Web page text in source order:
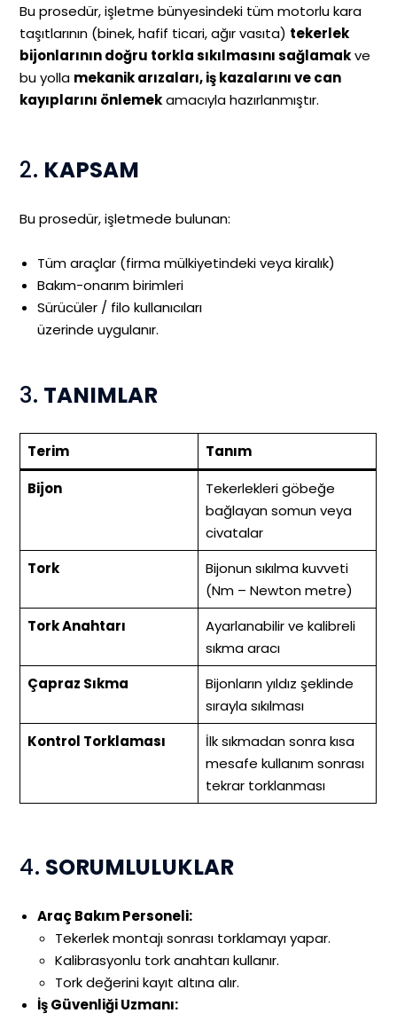
Bu prosedür, işletme bünyesindeki tüm motorlu kara
taşıtlarının (binek, hafif ticari, ağır vasıta) tekerlek
bijonlarının doğru torkla sıkılmasını sağlamakve
bu yolla mekanik arızaları, iş kazalarını ve can
kayıplarını önlemekamacıyla hazırlanmıştır.
2. KAPSAM
Bu prosedür, işletmede bulunan:
Tüm araçlar (firma mülkiyetindeki veya kiralık)
Bakım-onarım birimleri
Sürücüler / filo kullanıcıları
üzerinde uygulanır.
3. TANIMLAR
Terim
Tanım
Bijon
Tekerlekleri göbeğe
bağlayan somun veya
civatalar
Tork
Bijonun sıkılma kuvveti
(Nm – Newton metre)
Tork Anahtarı
Ayarlanabilir ve kalibreli
sıkma aracı
Çapraz Sıkma
Bijonların yıldız şeklinde
sırayla sıkılması
Kontrol Torklaması
İlk sıkmadan sonra kısa
mesafe kullanım sonrası
tekrar torklanması
4. SORUMLULUKLAR
Araç Bakım Personeli:
Tekerlek montajı sonrası torklamayı yapar.
Kalibrasyonlu tork anahtarı kullanır.
Tork değerini kayıt altına alır.
İş Güvenliği Uzmanı: